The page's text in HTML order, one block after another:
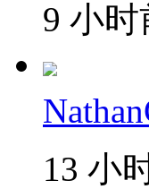
9 小时
13 小